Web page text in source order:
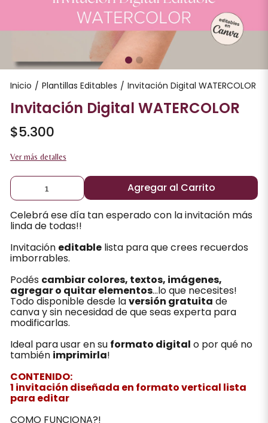
Inicio / Plantillas Editables / Invitación Digital WATERCOLOR
Invitación Digital WATERCOLOR
$5.300
Ver más detalles
Agregar al Carrito
Celebrá ese día tan esperado con la invitación más
linda de todas!!
Invitación editablelista para que crees recuerdos
imborrables.
Podés cambiar colores, textos, imágenes,
agregar o quitar elementos...lo que necesites!
Todo disponible desde laversión gratuita de
canva y sin necesidad de que seas experta para
modificarlas.
Ideal para usar en su formato digital o por qué no
también imprimirla!
CONTENIDO:
1 invitación diseñada en formato vertical lista
para editar
COMO FUNCIONA?!